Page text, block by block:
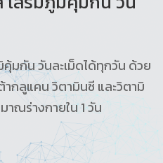
มกัน วันละเม็ดได้ทุกวัน ด้วย
ากลูแคน วิตามินซี และวิตามิ
ณร่างกายใน 1 วัน